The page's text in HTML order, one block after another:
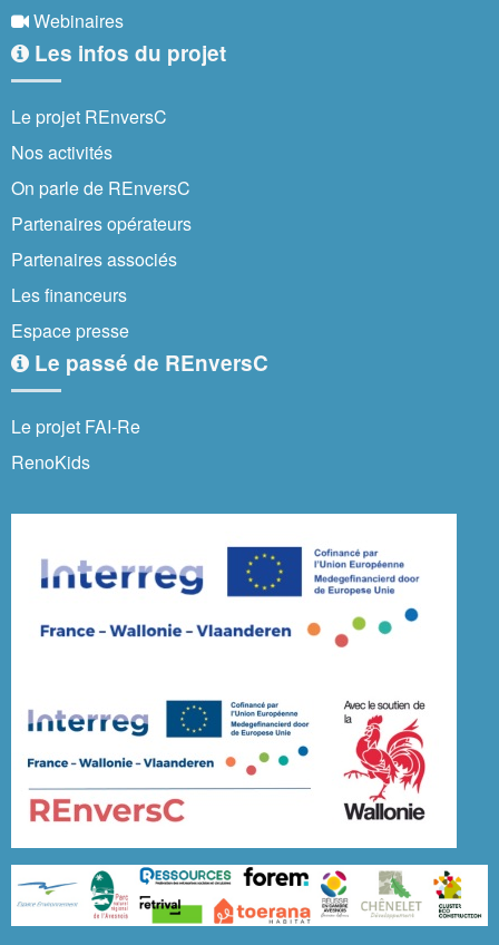
Webinaires
Les infos du projet
Le projet REnversC
Nos activités
On parle de REnversC
Partenaires opérateurs
Partenaires associés
Les financeurs
Espace presse
Le passé de REnversC
Le projet FAI-Re
RenoKids